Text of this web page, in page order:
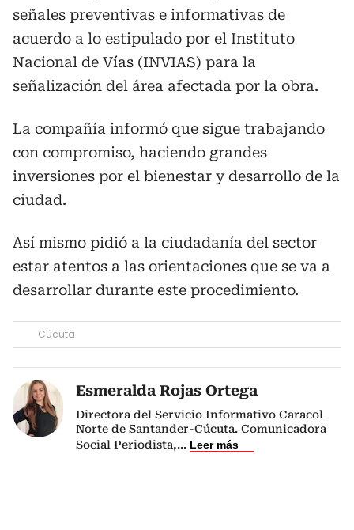
señales preventivas e informativas de
acuerdo a lo estipulado por el Instituto
Nacional de Vías (INVIAS) para la
señalización del área afectada por la obra.
La compañía informó que sigue trabajando
con compromiso, haciendo grandes
inversiones por el bienestar y desarrollo de la
ciudad.
Así mismo pidió a la ciudadanía del sector
estar atentos a las orientaciones que se va a
desarrollar durante este procedimiento.
Cúcuta
Esmeralda Rojas Ortega
Directora del Servicio Informativo Caracol
Norte de Santander-Cúcuta. Comunicadora
Social Periodista,... Leer más